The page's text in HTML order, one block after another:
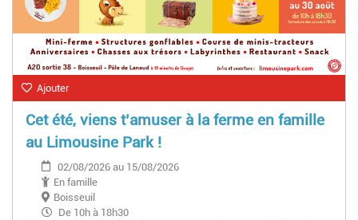
Ajouter
Cet été, viens t’amuser à la ferme en famille
au Limousine Park !
02/08/2026 au 15/08/2026
En famille
Boisseuil
De 10h à 18h30